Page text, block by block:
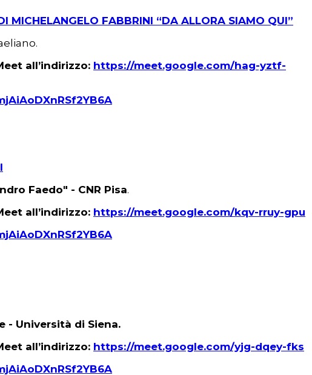
MICHELANGELO FABBRINI “DA ALLORA SIAMO QUI”
all’indirizzo: https://meet.google.com/hag-yztf-
Faedo" - CNR Pisa.
all’indirizzo: https://meet.google.com/kqv-rruy-gpu
- Università di Siena.
all’indirizzo: https://meet.google.com/yjg-dqey-fks